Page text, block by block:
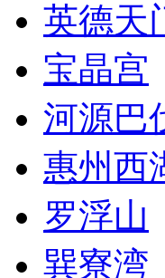
英德天
宝晶宫
河源巴
惠州西
罗浮山
巽寮湾